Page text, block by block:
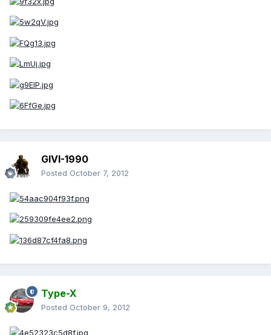
GIVI-1990
Posted October 7, 2012
Type-X
Posted October 9, 2012